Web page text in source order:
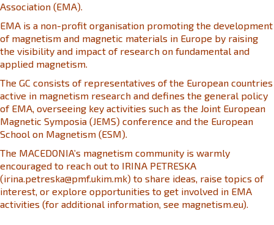
Association (EMA).
EMA is a non-profit organisation promoting the development
of magnetism and magnetic materials in Europe by raising
the visibility and impact of research on fundamental and
applied magnetism.
The GC consists of representatives of the European countries
active in magnetism research and defines the general policy
of EMA, overseeing key activities such as the Joint European
Magnetic Symposia (JEMS) conference and the European
School on Magnetism (ESM).
The MACEDONIA’s magnetism community is warmly
encouraged to reach out to IRINA PETRESKA
(irina.petreska@pmf.ukim.mk) to share ideas, raise topics of
interest, or explore opportunities to get involved in EMA
activities (for additional information, see magnetism.eu).